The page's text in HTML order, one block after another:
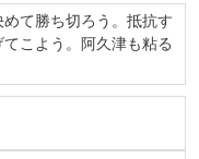
て勝ち切ろう。抵抗す
こよう。阿久津も粘る